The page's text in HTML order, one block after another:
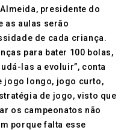
presidente do
as aulas serão
de cada criança.
para bater 100 bolas,
las a evoluir”, conta
jogo longo, jogo curto,
de jogo, visto que
os campeonatos não
porque falta esse